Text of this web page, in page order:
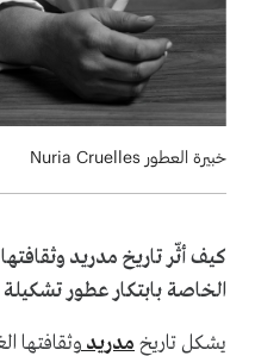
خبيرة العطور Nuria Cruelles
كيف أثّر تاريخ مدريد
الخاصة بابتكار عطور تشكيلة Un Paseo Por Madrid؟
يشكل تاريخ مدريد وثقافتها